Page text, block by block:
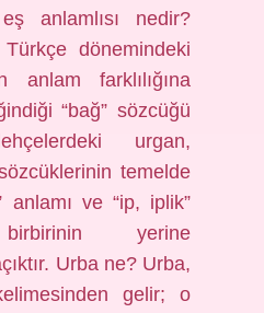
anlamlısı nedir?
dönemindeki
anlam farklılığına
“bağ” sözcüğü
urgan,
temelde
anlamı ve “ip, iplik”
birbirinin yerine
Urba ne? Urba,
gelir; o